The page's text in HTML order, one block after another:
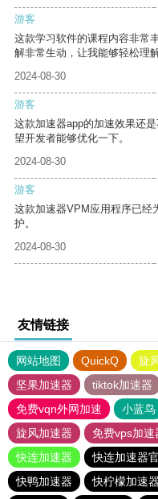
游客
这款学习软件的课程内容非常
解非常生动，让我能够轻松理
2024-08-30
游客
这款加速器app的加速效果还
望开发者能够优化一下。
2024-08-30
游客
这款加速器VPM应用程序已经
护。
2024-08-30
友情链接
网站地图 QuickQ 旋
坚果加速器
tiktok加速器
免费vqn外网加速
小蓝鸟
旋风加速器
免费vps加速
快连加速器
快连加速器
快鸭加速器
快柠檬加速器